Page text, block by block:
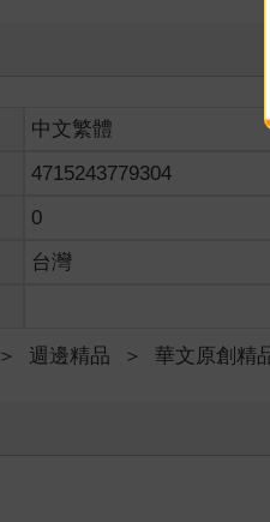
中文繁體
4715243779304
0
台灣
＞ 週邊精品 ＞ 華文原創精